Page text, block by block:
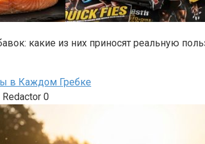
какие из них приносят реальную
в Каждом Гребке
Redactor 0